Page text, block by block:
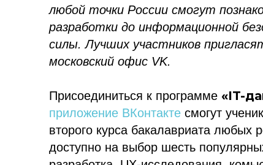
любой точки России смогут
разработки до информационной
силы. Лучших участников
московский офис VK.
Присоединиться к программе «IT-
приложение ВКонтакте смогут
второго курса бакалавриата любых
доступно на выбор шесть